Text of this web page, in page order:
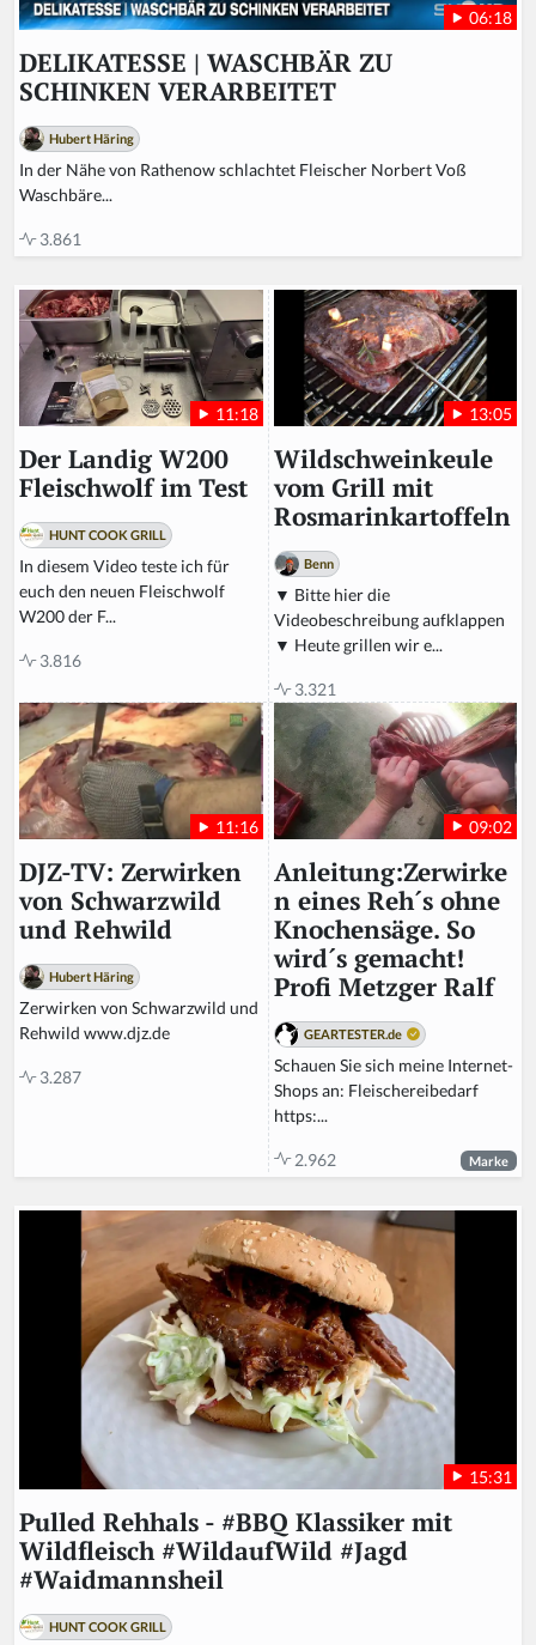
06:18
DELIKATESSE | WASCHBÄR ZU
SCHINKEN VERARBEITET
Hubert Häring
In der Nähe von Rathenow schlachtet Fleischer Norbert Voß
Waschbäre...
3.861
11:18
Der Landig W200
Fleischwolf im Test
HUNT COOK GRILL
In diesem Video teste ich für
euch den neuen Fleischwolf
W200 der F...
3.816
13:05
Wildschweinkeule
vom Grill mit
Rosmarinkartoffeln
Benn
▼ Bitte hier die
Videobeschreibung aufklappen
▼ Heute grillen wir e...
3.321
11:16
DJZ-TV: Zerwirken
von Schwarzwild
und Rehwild
Hubert Häring
Zerwirken von Schwarzwild und
Rehwild www.djz.de
3.287
09:02
Anleitung:Zerwirke
n eines Reh´s ohne
Knochensäge. So
wird´s gemacht!
Profi Metzger Ralf
GEARTESTER.de
Schauen Sie sich meine Internet-
Shops an: Fleischereibedarf
https:...
2.962 Marke
15:31
Pulled Rehhals - #BBQ Klassiker mit
Wildfleisch #WildaufWild #Jagd
#Waidmannsheil
HUNT COOK GRILL